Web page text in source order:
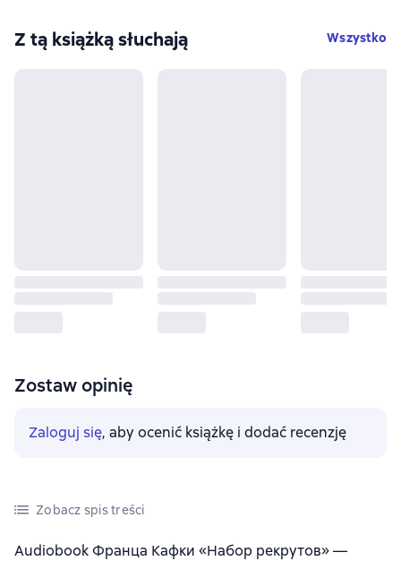
Z tą książką słuchają Wszystko
Zostaw opinię
Zaloguj się, aby ocenić książkę i dodać recenzję
Zobacz spis treści
Audiobook Франца Кафки «Набор рекрутов» —